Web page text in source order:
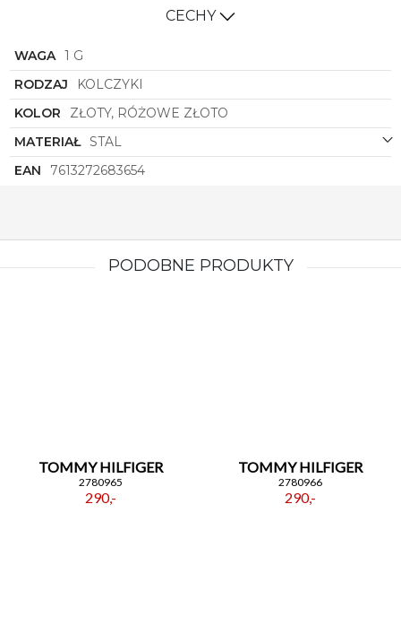
CECHY
WAGA 1 G
RODZAJ
KOLCZYKI
KOLOR
ZŁOTY, RÓŻOWE ZŁOTO
MATERIAŁ STAL
EAN
7613272683654
PODOBNE PRODUKTY
TOMMY HILFIGER
2780965
290,-
TOMMY HILFIGER
2780966
290,-